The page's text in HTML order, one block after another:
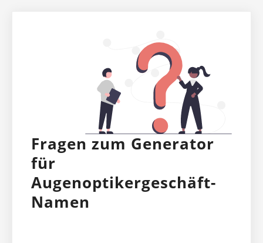
Fragen zum Generator
für
Augenoptikergeschäft-
Namen